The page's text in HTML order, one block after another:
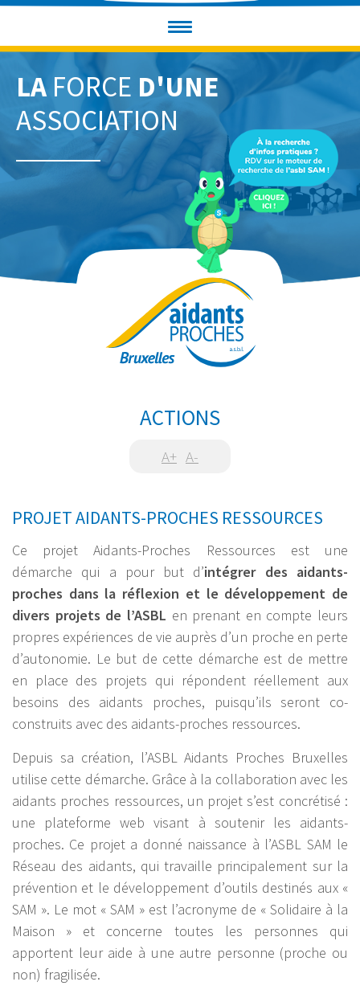
LA FORCE D'UNE
ASSOCIATION
ACTIONS
A+ A-
PROJET AIDANTS-PROCHES RESSOURCES
Ce projet Aidants-Proches Ressources est une
démarche qui a pour but d’intégrer des aidants-
proches dans la réflexion et le développement de
divers projets de l’ASBL en prenant en compte leurs
propres expériences de vie auprès d’un proche en perte
d’autonomie. Le but de cette démarche est de mettre
en place des projets qui répondent réellement aux
besoins des aidants proches, puisqu’ils seront co-
construits avec des aidants-proches ressources.
Depuis sa création, l’ASBL Aidants Proches Bruxelles
utilise cette démarche. Grâce à la collaboration avec les
aidants proches ressources, un projet s’est concrétisé :
une plateforme web visant à soutenir les aidants-
proches. Ce projet a donné naissance à l’ASBL SAM le
Réseau des aidants, qui travaille principalement sur la
prévention et le développement d’outils destinés aux «
SAM ». Le mot « SAM » est l’acronyme de « Solidaire à la
Maison » et concerne toutes les personnes qui
apportent leur aide à une autre personne (proche ou
non) fragilisée.